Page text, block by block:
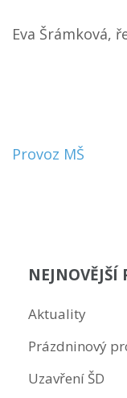
Eva Šrámková,
Navigace
Provoz MŠ
NEJNOVĚJŠÍ
Aktuality
Prázdninový
Uzavření ŠD